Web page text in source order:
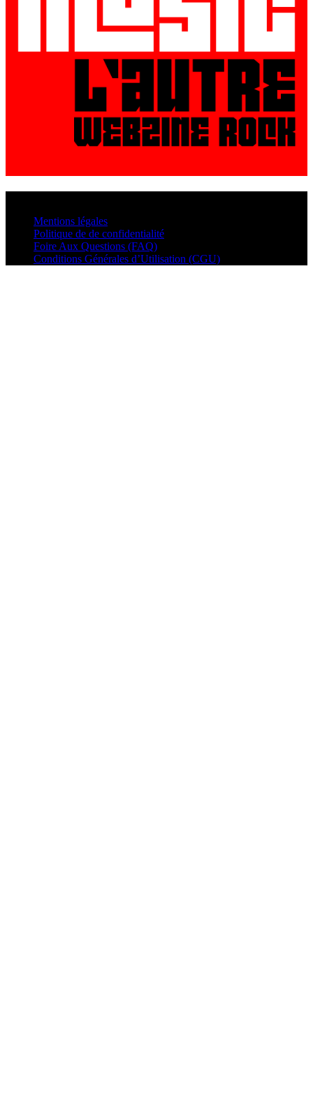
Mentions légales
Politique de de confidentialité
Foire Aux Questions (FAQ)
Conditions Générales d’Utilisation (CGU)